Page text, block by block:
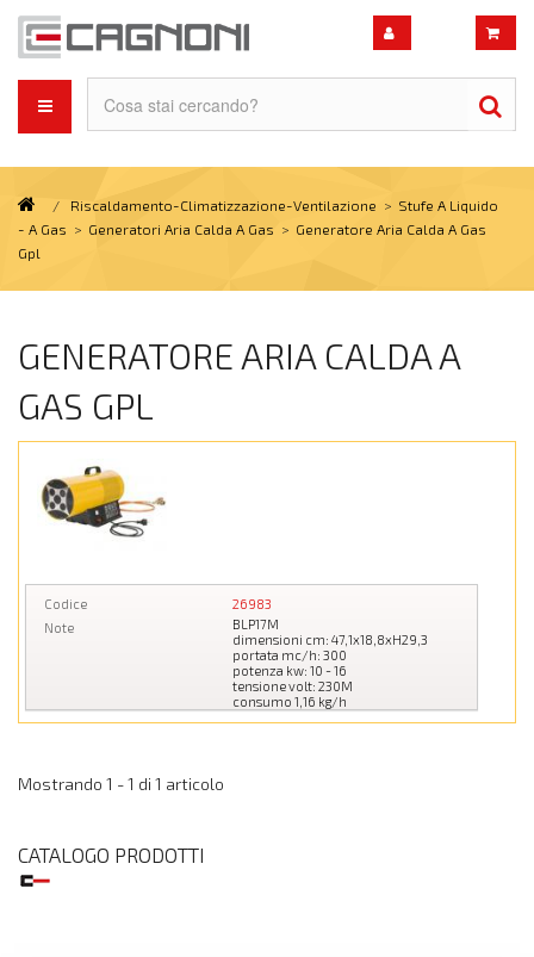
/ Riscaldamento-Climatizzazione-Ventilazione > Stufe A Liquido
- A Gas > Generatori Aria Calda A Gas > Generatore Aria Calda A Gas
Gpl
GENERATORE ARIA CALDA A
GAS GPL
Codice
26983
Note
BLP17M
dimensioni cm: 47,1x18,8xH29,3
portata mc/h: 300
potenza kw: 10 - 16
tensione volt: 230M
consumo 1,16 kg/h
Mostrando 1 - 1 di 1 articolo
CATALOGO PRODOTTI